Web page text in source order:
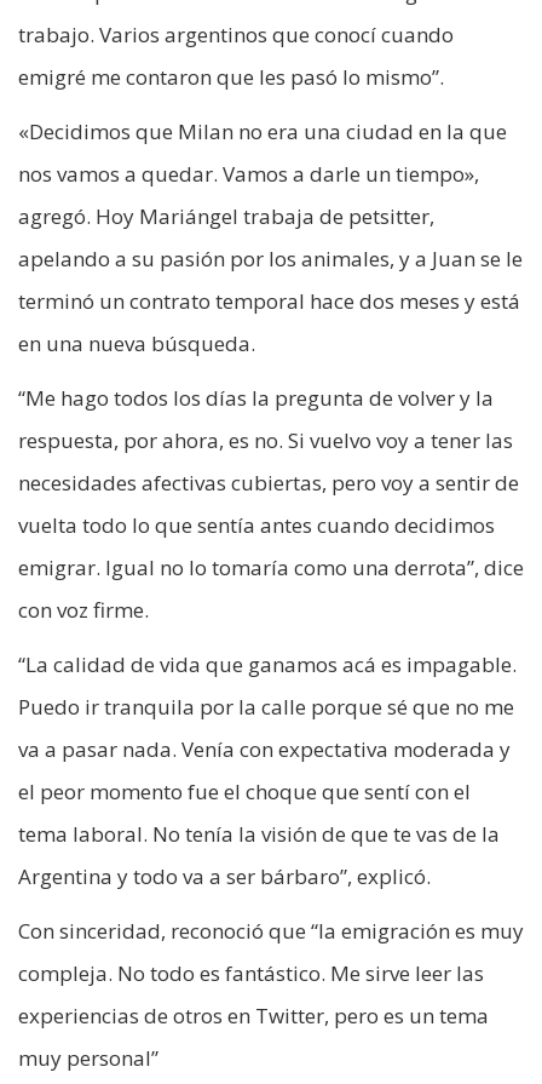
trabajo. Varios argentinos que conocí cuando
emigré me contaron que les pasó lo mismo”.
«Decidimos que Milan no era una ciudad en la que
nos vamos a quedar. Vamos a darle un tiempo»,
agregó. Hoy Mariángel trabaja de petsitter,
apelando a su pasión por los animales, y a Juan se le
terminó un contrato temporal hace dos meses y está
en una nueva búsqueda.
“Me hago todos los días la pregunta de volver y la
respuesta, por ahora, es no. Si vuelvo voy a tener las
necesidades afectivas cubiertas, pero voy a sentir de
vuelta todo lo que sentía antes cuando decidimos
emigrar. Igual no lo tomaría como una derrota”, dice
con voz firme.
“La calidad de vida que ganamos acá es impagable.
Puedo ir tranquila por la calle porque sé que no me
va a pasar nada. Venía con expectativa moderada y
el peor momento fue el choque que sentí con el
tema laboral. No tenía la visión de que te vas de la
Argentina y todo va a ser bárbaro”, explicó.
Con sinceridad, reconoció que “la emigración es muy
compleja. No todo es fantástico. Me sirve leer las
experiencias de otros en Twitter, pero es un tema
muy personal”